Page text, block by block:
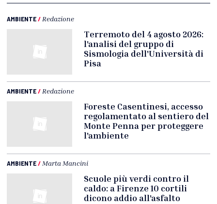
AMBIENTE/ Redazione
Terremoto del 4 agosto 2026:
l'analisi del gruppo di
Sismologia dell'Università di
Pisa
AMBIENTE/ Redazione
Foreste Casentinesi, accesso
regolamentato al sentiero del
Monte Penna per proteggere
l'ambiente
AMBIENTE/ Marta Mancini
Scuole più verdi contro il
caldo: a Firenze 10 cortili
dicono addio all'asfalto